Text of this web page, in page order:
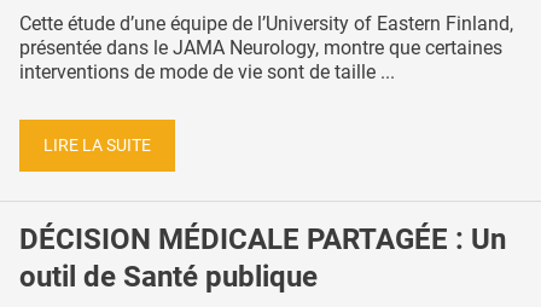
Cette étude d’une équipe de l’University of Eastern Finland,
présentée dans le JAMA Neurology, montre que certaines
interventions de mode de vie sont de taille ...
LIRE LA SUITE
DÉCISION MÉDICALE PARTAGÉE : Un
outil de Santé publique